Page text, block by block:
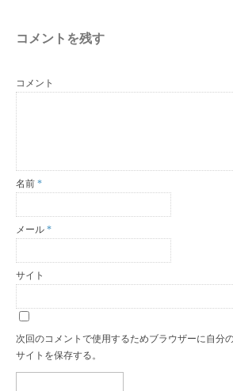
コメントを残す
コメント
名前 *
メール *
サイト
次回のコメントで使用するためブラウザーに自分
サイトを保存する。